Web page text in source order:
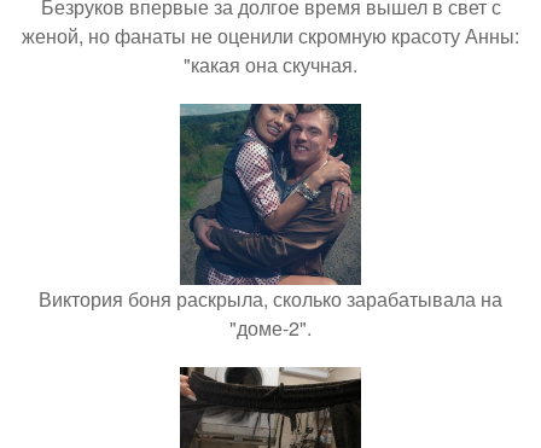
Безруков впервые за долгое время вышел в свет с
женой, но фанаты не оценили скромную красоту Анны:
"какая она скучная.
Виктория боня раскрыла, сколько зарабатывала на
"доме-2".